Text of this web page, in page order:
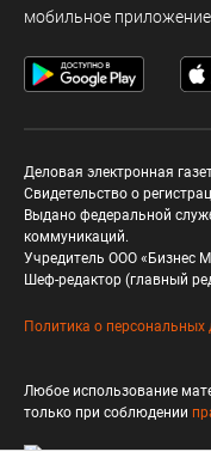
мобильное приложение
Деловая электронная
Свидетельство о
Выдано федеральной
коммуникаций.
Учредитель ООО «Бизнес
Шеф-редактор (главный
Политика о персональных
Любое использование
только при соблюдении